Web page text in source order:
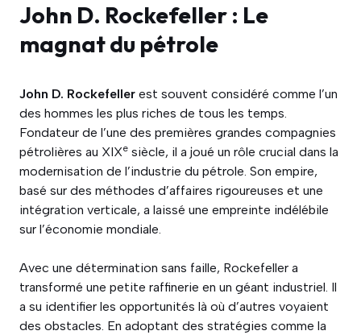
John D. Rockefeller : Le
magnat du pétrole
John D. Rockefeller est souvent considéré comme l’un
des hommes les plus riches de tous les temps.
Fondateur de l’une des premières grandes compagnies
pétrolières au XIXe siècle, il a joué un rôle crucial dans la
modernisation de l’industrie du pétrole. Son empire,
basé sur des méthodes d’affaires rigoureuses et une
intégration verticale, a laissé une empreinte indélébile
sur l’économie mondiale.
Avec une détermination sans faille, Rockefeller a
transformé une petite raffinerie en un géant industriel. Il
a su identifier les opportunités là où d’autres voyaient
des obstacles. En adoptant des stratégies comme la